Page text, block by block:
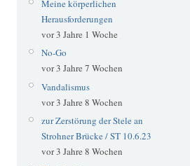
Meine körperlichen
Herausforderungen
vor 3 Jahre 1 Woche
No-Go
vor 3 Jahre 7 Wochen
Vandalismus
vor 3 Jahre 8 Wochen
zur Zerstörung der Stele an
Strohner Brücke / ST 10.6.23
vor 3 Jahre 8 Wochen